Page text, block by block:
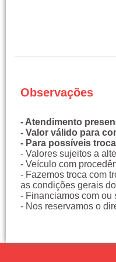
Observações
- Atendimento
- Valor válido para
- Para possíveis
- Valores sujeitos a
- Veículo com
- Fazemos troca com
as condições gerais
- Financiamos com ou
- Nos reservamos o